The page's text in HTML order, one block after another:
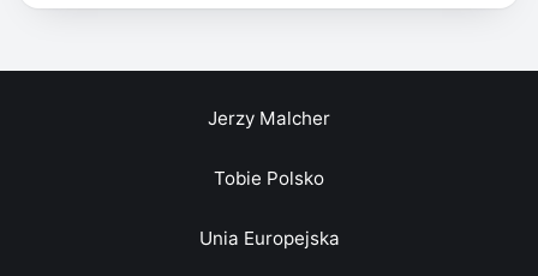
Jerzy Malcher
Tobie Polsko
Unia Europejska